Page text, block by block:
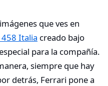
que ves en
Italia creado bajo
para la compañía.
siempre que hay
detrás, Ferrari pone a